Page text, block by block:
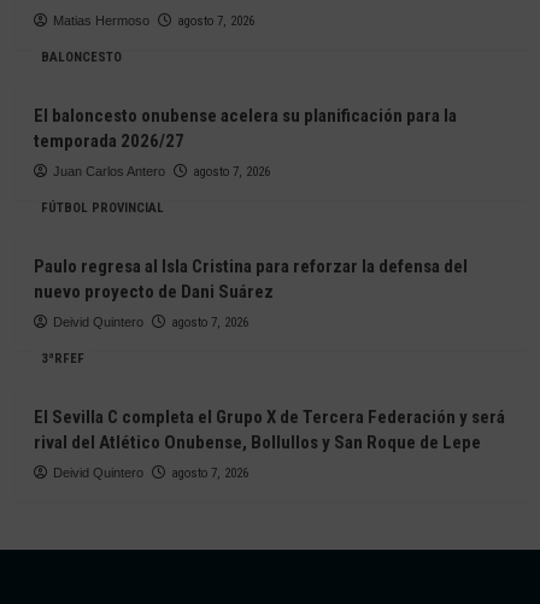
Matias Hermoso agosto 7, 2026
BALONCESTO
El baloncesto onubense acelera su planificación para la
temporada 2026/27
Juan Carlos Antero agosto 7, 2026
FÚTBOL PROVINCIAL
Paulo regresa al Isla Cristina para reforzar la defensa del
nuevo proyecto de Dani Suárez
Deivid Quintero agosto 7, 2026
3ªRFEF
El Sevilla C completa el Grupo X de Tercera Federación y será
rival del Atlético Onubense, Bollullos y San Roque de Lepe
Deivid Quintero agosto 7, 2026